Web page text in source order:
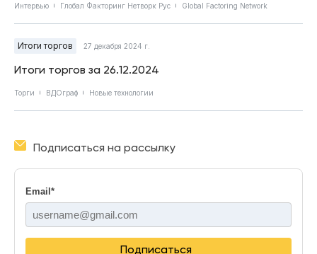
Интервью Глобал Факторинг Нетворк Рус Global Factoring Network
Итоги торгов 27 декабря 2024 г.
Итоги торгов за 26.12.2024
Торги ВДОграф Новые технологии
Подписаться на рассылку
Email *
Подписаться